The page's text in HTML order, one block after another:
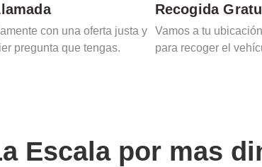
con una oferta justa y
pregunta que tengas.
Recogida
Vamos a tu
para recoger el
Escalapor mas